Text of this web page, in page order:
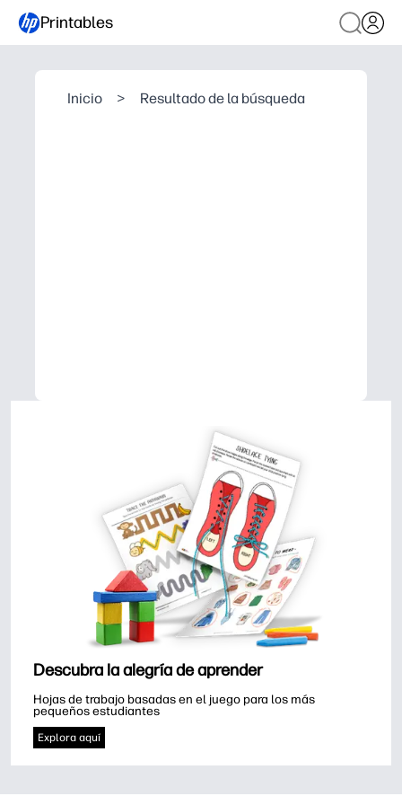
Printables
Inicio > Resultado de la búsqueda
Descubra la alegría de aprender
Hojas de trabajo basadas en el juego para los más
pequeños estudiantes
Explora aquí